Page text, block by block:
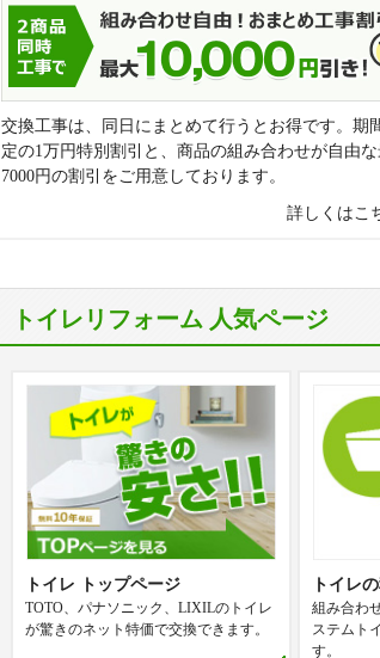
交換工事は、同日にまとめて行うとお得です。期
定の1万円特別割引と、商品の組み合わせが自由
7000円の割引をご用意しております。
詳しくはこ
トイレリフォーム 人気ページ
トイレ トップページ
TOTO、パナソニック、LIXILのトイレ
が驚きのネット特価で交換できます。
トイレ
組み合わ
ステムト
す。